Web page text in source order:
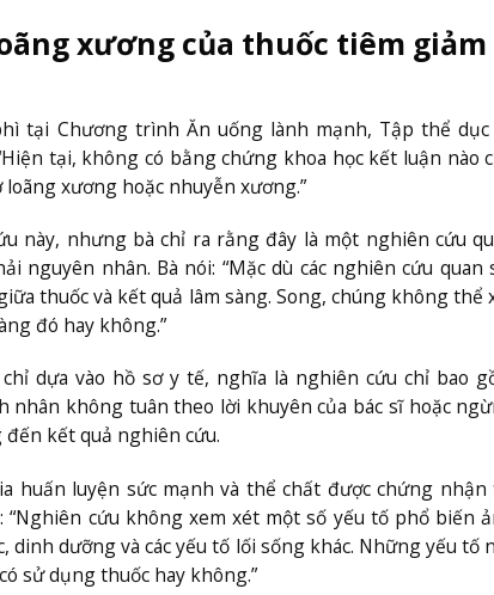
xương của thuốc tiêm giảm
tại Chương trình Ăn uống lành mạnh, Tập thể dục
tại, không có bằng chứng khoa học kết luận nào
xương hoặc nhuyễn xương.”
này, nhưng bà chỉ ra rằng đây là một nghiên cứu
nguyên nhân. Bà nói: “Mặc dù các nghiên cứu quan
thuốc và kết quả lâm sàng. Song, chúng không thể
đó hay không.”
dựa vào hồ sơ y tế, nghĩa là nghiên cứu chỉ bao
không tuân theo lời khuyên của bác sĩ hoặc
kết quả nghiên cứu.
huấn luyện sức mạnh và thể chất được chứng nhận
cứu không xem xét một số yếu tố phổ biến
dưỡng và các yếu tố lối sống khác. Những yếu tố
sử dụng thuốc hay không.”